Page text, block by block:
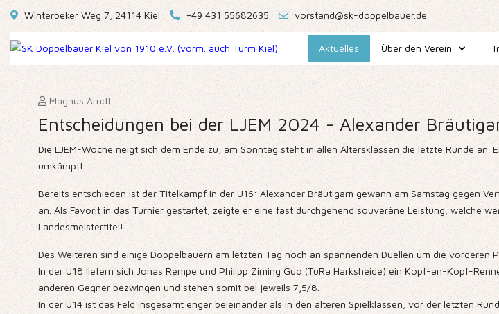
Winterbeker Weg 7, 24114 Kiel +49 431 55682635 vorstand@sk-doppelbauer.de
Aktuelles Über den Verein
Magnus Arndt
Entscheidungen bei der LJEM 2024 - Alexander
Die LJEM-Woche neigt sich dem Ende zu, am Sonntag steht in allen Altersklassen die letzte Runde
umkämpft.
Bereits entschieden ist der Titelkampf in der U16: Alexander Bräutigam gewann am Samstag gegen
an. Als Favorit in das Turnier gestartet, zeigte er eine fast durchgehend souveräne Leistung, welche
Landesmeistertitel!
Des Weiteren sind einige Doppelbauern am letzten Tag noch an spannenden Duellen um die vorderen
In der U18 liefern sich Jonas Rempe und Philipp Ziming Guo (TuRa Harksheide) ein Kopf-an-Kopf-
anderen Gegner bezwingen und stehen somit bei jeweils 7,5/8.
In der U14 ist das Feld insgesamt enger beieinander als in den älteren Spielklassen, vor der letzten